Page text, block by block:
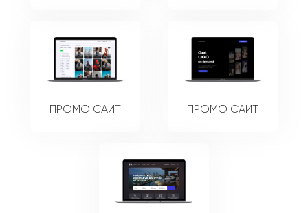
ПРОМО САЙТ ПРОМО САЙТ